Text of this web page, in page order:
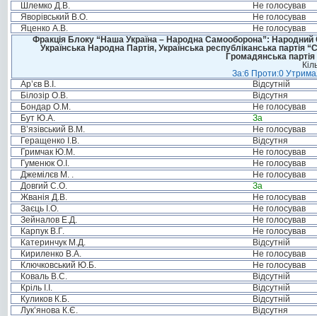
Шлемко Д.В.
Не голосував
Яворівський В.О.
Не голосував
Яценко А.В.
Не голосував
Фракція Блоку “Наша Україна – Народна Самооборона”: Народний
Українська Народна Партія, Українська республіканська
Громадянська
За:6 Проти:0
Ар’єв В.І.
Відсутній
Білозір О.В.
Відсутня
Бондар О.М.
Не голосував
Бут Ю.А.
За
В’язівський В.М.
Не голосував
Геращенко І.В.
Відсутня
Гримчак Ю.М.
Не голосував
Гуменюк О.І.
Не голосував
Джемілєв М. .
Не голосував
Довгий С.О.
За
Жванія Д.В.
Не голосував
Заєць І.О.
Не голосував
Зейналов Е.Д.
Не голосував
Карпук В.Г.
Не голосував
Катеринчук М.Д.
Відсутній
Кириленко В.А.
Не голосував
Ключковський Ю.Б.
Не голосував
Коваль В.С.
Відсутній
Кріль І.І.
Відсутній
Куликов К.Б.
Відсутній
Лук’янова К.Є.
Відсутня